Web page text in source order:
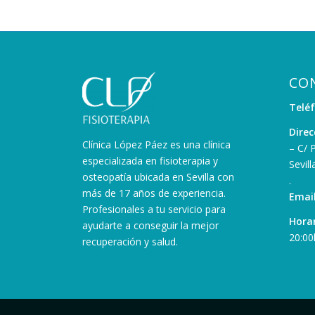
Clínica López Páez es una clínica
especializada en fisioterapia y
osteopatía ubicada en Sevilla con
más de 17 años de experiencia.
Profesionales a tu servicio para
ayudarte a conseguir la mejor
recuperación y salud.
– C/
.